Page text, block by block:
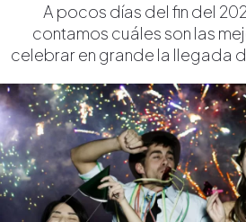
A pocos días del fin del
contamos cuáles son las
celebrar en grande la llegada